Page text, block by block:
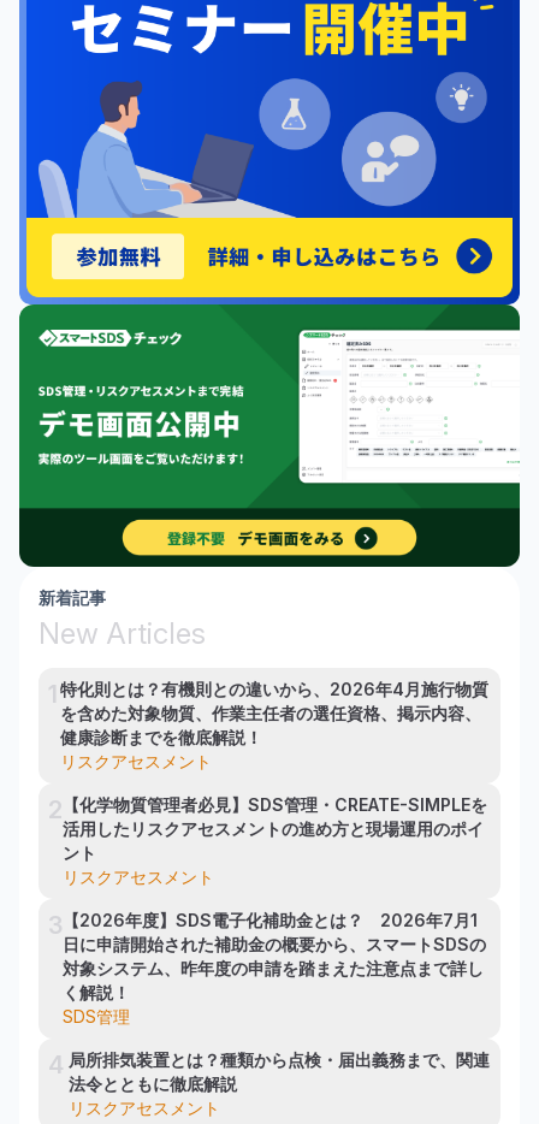
新着記事
New Articles
1 特化則とは？有機則との違いから、2026年4月施行物質
を含めた対象物質、作業主任者の選任資格、掲示内容、
健康診断までを徹底解説！
リスクアセスメント
2 【化学物質管理者必見】SDS管理・CREATE-SIMPLEを
活用したリスクアセスメントの進め方と現場運用のポイ
ント
リスクアセスメント
3 【2026年度】SDS電子化補助金とは？　2026年7月1
日に申請開始された補助金の概要から、スマートSDSの
対象システム、昨年度の申請を踏まえた注意点まで詳し
く解説！
SDS管理
4 局所排気装置とは？種類から点検・届出義務まで、関連
法令とともに徹底解説
リスクアセスメント